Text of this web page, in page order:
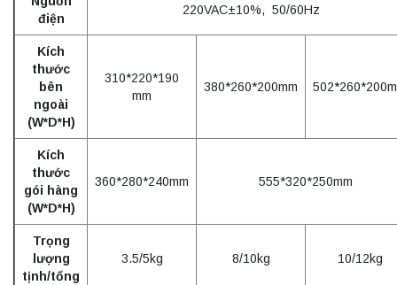
điện
220VAC±10%, 50/60Hz
Kích
thước
bên
ngoài
(W*D*H)
310*220*190
mm
380*260*200mm
Kích
thước
gói hàng
(W*D*H)
360*280*240mm 555*320*250mm
Trọng
lượng
tịnh/tổng
3.5/5kg 8/10kg 10/12kg